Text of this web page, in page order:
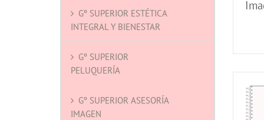
Gº SUPERIOR ESTÉTICA
INTEGRAL Y BIENESTAR
Gº SUPERIOR
PELUQUERÍA
Gº SUPERIOR ASESORÍA
IMAGEN